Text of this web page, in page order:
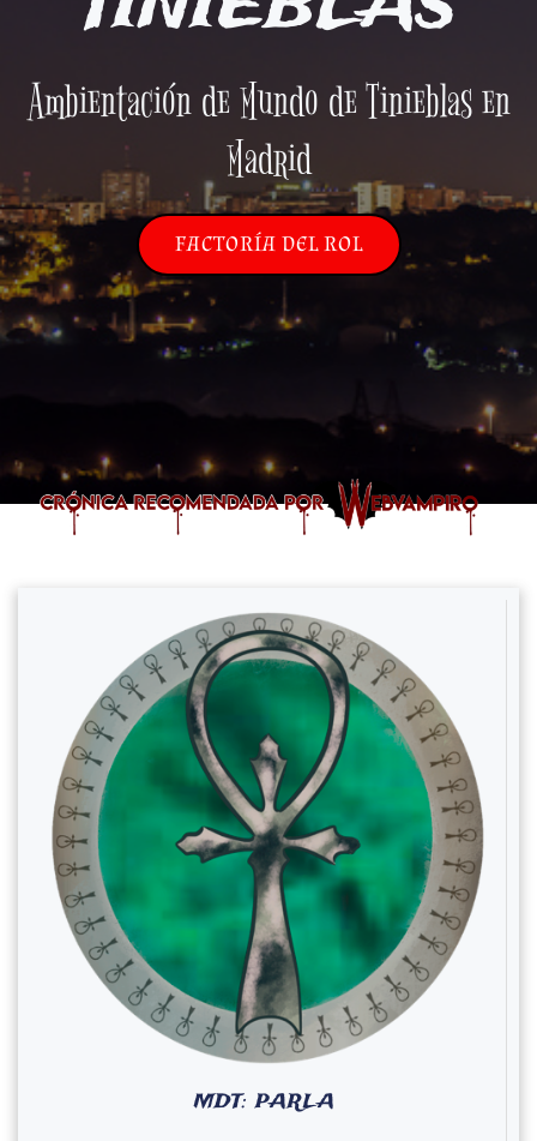
Ambientación de Mundo de Tinieblas en
Madrid
FACTORÍA DEL ROL
MDT: PARLA